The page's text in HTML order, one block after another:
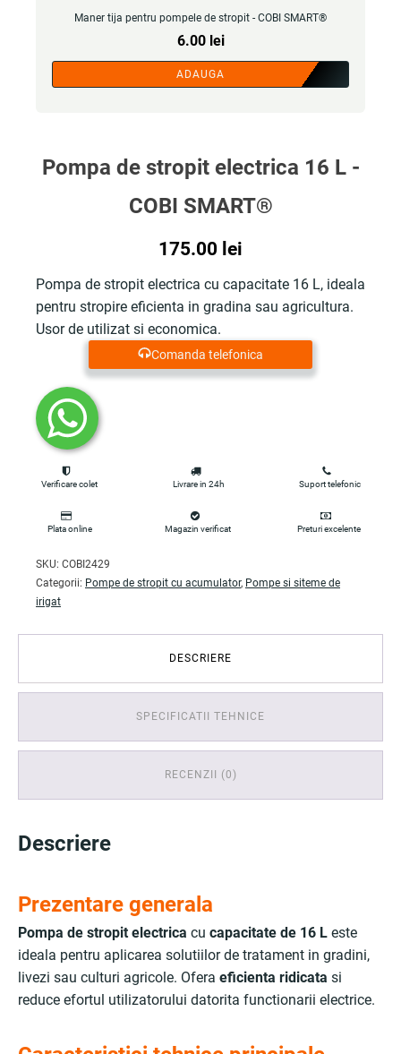
Maner tija pentru pompele de stropit - COBI SMART®
6.00 lei
ADAUGA
Pompa de stropit electrica 16 L -
COBI SMART®
175.00 lei
Pompa de stropit electrica cu capacitate 16 L, ideala
pentru stropire eficienta in gradina sau agricultura.
Usor de utilizat si economica.
Comanda telefonica
Verificare colet Livrare in 24h Suport telefonic
Plata online Magazin verificat Preturi excelente
SKU: COBI2429
Categorii: Pompe de stropit cu acumulator, Pompe si siteme de
irigat
DESCRIERE
SPECIFICATII TEHNICE
RECENZII (0)
Descriere
Prezentare generala
Pompa de stropit electrica cu capacitate de 16 L este
ideala pentru aplicarea solutiilor de tratament in gradini,
livezi sau culturi agricole. Ofera eficienta ridicata si
reduce efortul utilizatorului datorita functionarii electrice.